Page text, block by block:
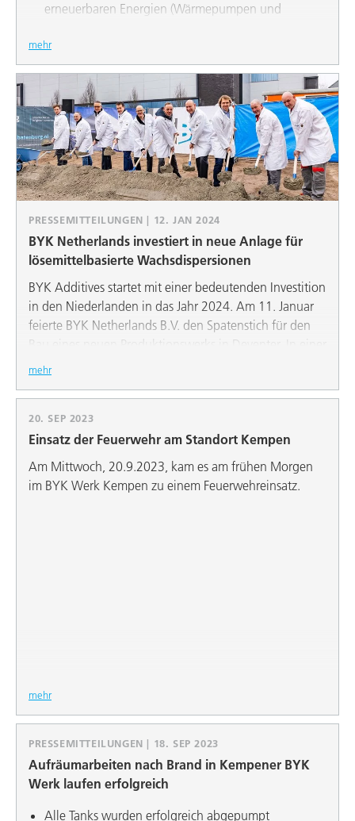
erneuerbaren Energien (Wärmepumpen und
Bekenntnis zum Innovationsstandort Deutschland
Intensivierung der Kundennähe und exklusive
Seminarangebote durch integrierte Seminar- und
Veranstaltungsräume
Projektkosten rund 25 Mio. Euro
mehr
PRESSEMITTEILUNGEN | 12. JAN 2024
BYK Netherlands investiert in neue Anlage für
lösemittelbasierte Wachsdispersionen
BYK Additives startet mit einer bedeutenden Investition
in den Niederlanden in das Jahr 2024. Am 11. Januar
feierte BYK Netherlands B.V. den Spatenstich für den
Bau eines neuen Produktionswerks in Deventer. In einer
hochmodernen Prozessanlage, die das bestehende
Wachsdispersionen hergestellt werden, um den
aktuellen und künftigen Kundenbedarf zu decken –
natürlich im Einklang mit bestehenden und künftigen
regulatorischen Anforderungen. BYK investiert einen
zweistelligen Euro-Millionenbetrag in die neue
Produktionsanlage.
mehr
20. SEP 2023
Einsatz der Feuerwehr am Standort Kempen
Am Mittwoch, 20.9.2023, kam es am frühen Morgen
im BYK Werk Kempen zu einem Feuerwehreinsatz.
mehr
PRESSEMITTEILUNGEN | 18. SEP 2023
Aufräumarbeiten nach Brand in Kempener BYK
Werk laufen erfolgreich
Alle Tanks wurden erfolgreich abgepumpt